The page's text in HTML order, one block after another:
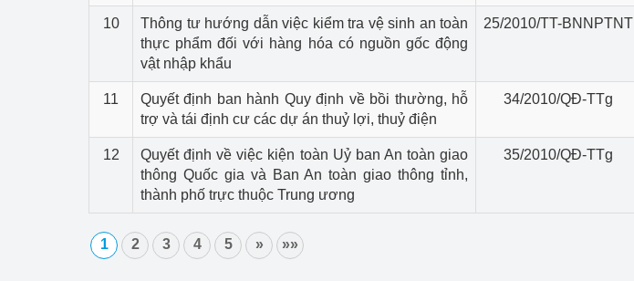
10
Thông tư hướng dẫn việc kiểm tra vệ sinh an toàn
thực phẩm đối với hàng hóa có nguồn gốc động
vật nhập khẩu
25/2010/TT-BNNPTNT
11
Quyết định ban hành Quy định về bồi thường, hỗ
trợ và tái định cư các dự án thuỷ lợi, thuỷ điện
34/2010/QĐ-TTg
12
Quyết định về việc kiện toàn Uỷ ban An toàn giao
thông Quốc gia và Ban An toàn giao thông tỉnh,
thành phố trực thuộc Trung ương
35/2010/QĐ-TTg
1 2 3 4 5 » »»